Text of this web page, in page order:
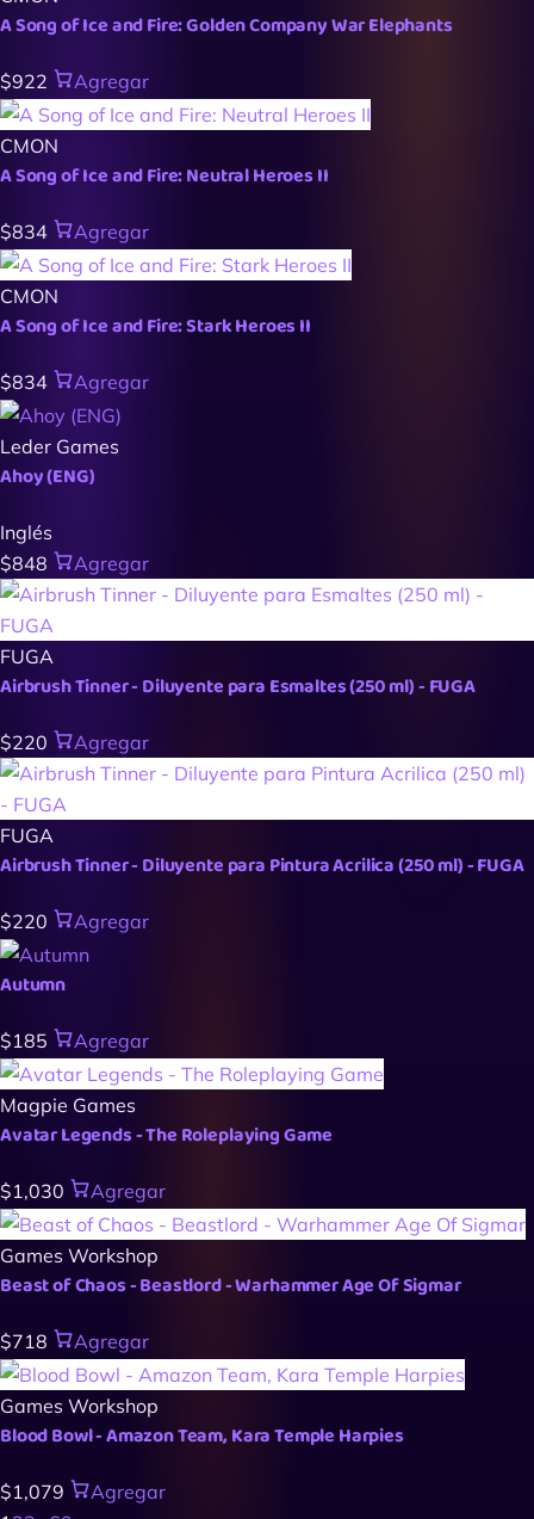
A Song of Ice and Fire: Golden Company War Elephants
$922 Agregar
CMON
A Song of Ice and Fire: Neutral Heroes II
$834 Agregar
CMON
A Song of Ice and Fire: Stark Heroes II
$834 Agregar
Leder Games
Ahoy (ENG)
Inglés
$848
Agregar
FUGA
Airbrush Tinner - Diluyente para Esmaltes (250 ml) - FUGA
$220 Agregar
FUGA
Airbrush Tinner - Diluyente para Pintura Acrilica (250 ml) - FUGA
$220 Agregar
Autumn
$185 Agregar
Magpie Games
Avatar Legends - The Roleplaying Game
$1,030 Agregar
Games Workshop
Beast of Chaos - Beastlord - Warhammer Age Of Sigmar
$718 Agregar
Games Workshop
Blood Bowl - Amazon Team, Kara Temple Harpies
$1,079
Agregar